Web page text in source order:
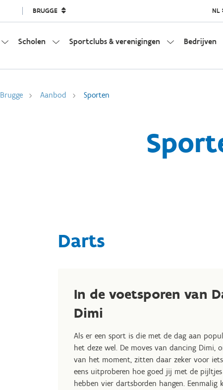
BRUGGE NL
Scholen Sportclubs & verenigingen Bedrijven
Brugge Aanbod Sporten
Darts
In de voetsporen van
Dimi
Als er een sport is die met de dag aan
het deze wel. De moves van dancing Dimi,
van het moment, zitten daar zeker voor
eens uitproberen hoe goed jij met de
hebben vier dartsborden hangen. Eenmalig